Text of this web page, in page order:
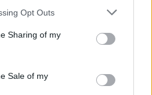
Opt Outs
Sharing of my
Sale of my
náměstí a rozbily výlohy
třídě a několika poboček
se policistům podařilo obnovit až
zbit skinheady